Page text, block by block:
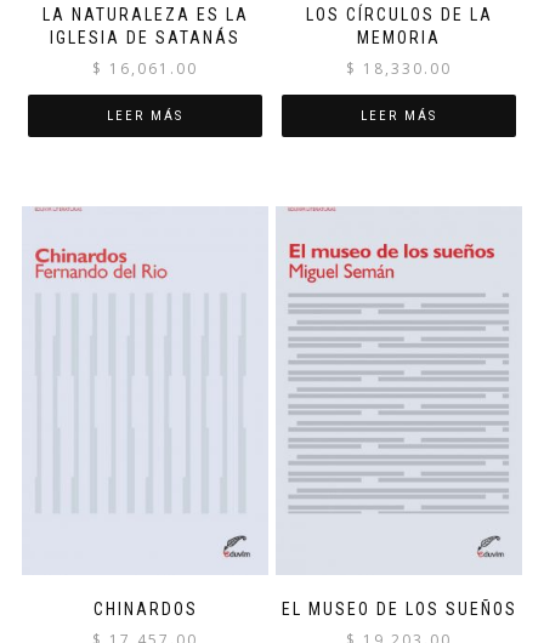
LA NATURALEZA ES LA
IGLESIA DE SATANÁS
$ 16,061.00
LEER MÁS
LOS CÍRCULOS DE LA
MEMORIA
$ 18,330.00
LEER MÁS
CHINARDOS EL MUSEO DE LOS SUEÑOS